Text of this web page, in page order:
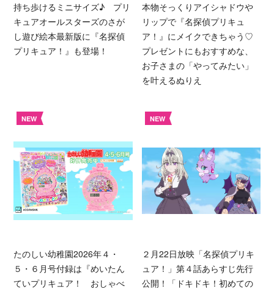
持ち歩けるミニサイズ♪ プリ
キュアオールスターズのさが
し遊び絵本最新版に『名探偵
プリキュア！』も登場！
本物そっくりアイシャドウや
リップで『名探偵プリキュ
ア！』にメイクできちゃう♡
プレゼントにもおすすめな、
お子さまの「やってみたい」
を叶えるぬりえ
NEW
たのしい幼稚園2026年４・
５・６月号付録は『めいたん
ていプリキュア！ おしゃべ
NEW
２月22日放映「名探偵プリキ
ュア！」第４話あらすじ先行
公開！「ドキドキ！初めての